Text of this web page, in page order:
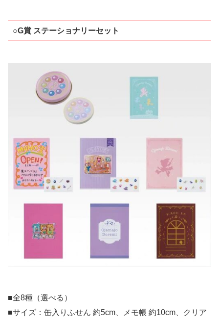
○G賞 ステーショナリーセット
■全8種（選べる）
■サイズ：缶入りふせん 約5cm、メモ帳 約10cm、クリア